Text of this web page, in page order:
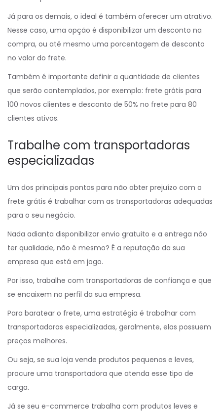
Já para os demais, o ideal é também oferecer um atrativo.
Nesse caso, uma opção é disponibilizar um desconto na
compra, ou até mesmo uma porcentagem de desconto
no valor do frete.
Também é importante definir a quantidade de clientes
que serão contemplados, por exemplo: frete grátis para
100 novos clientes e desconto de 50% no frete para 80
clientes ativos.
Trabalhe com transportadoras
especializadas
Um dos principais pontos para não obter prejuízo com o
frete grátis é trabalhar com as transportadoras adequadas
para o seu negócio.
Nada adianta disponibilizar envio gratuito e a entrega não
ter qualidade, não é mesmo? É a reputação da sua
empresa que está em jogo.
Por isso, trabalhe com transportadoras de confiança e que
se encaixem no perfil da sua empresa.
Para baratear o frete, uma estratégia é trabalhar com
transportadoras especializadas, geralmente, elas possuem
preços melhores.
Ou seja, se sua loja vende produtos pequenos e leves,
procure uma transportadora que atenda esse tipo de
carga.
Já se seu e-commerce trabalha com produtos leves e